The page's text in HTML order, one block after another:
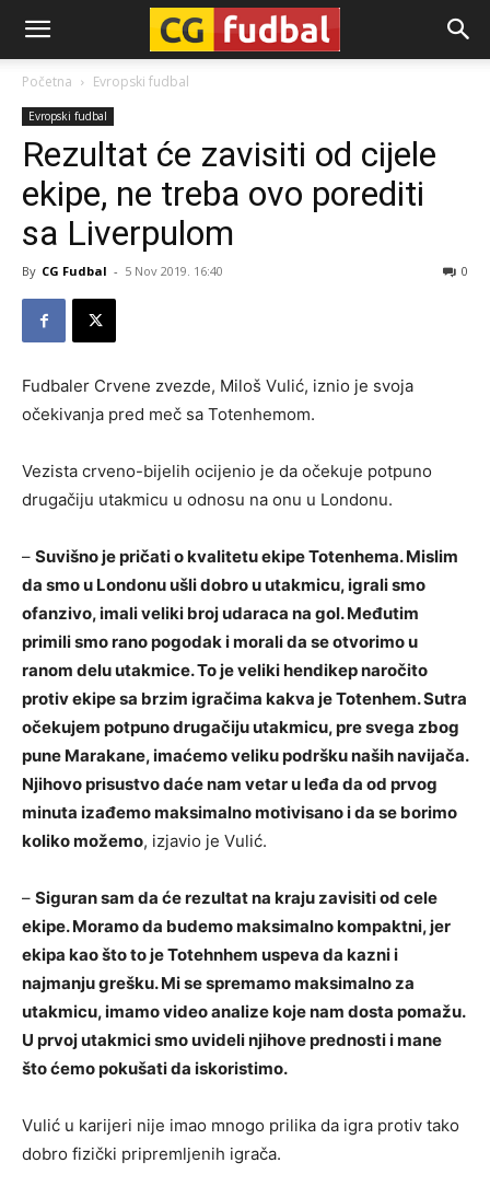
CG-
Fudbal
Početna Evropski fudbal
Evropski fudbal
Rezultat će zavisiti od cijele
ekipe, ne treba ovo porediti
sa Liverpulom
By CG Fudbal - 5 Nov 2019. 16:40 0
Fudbaler Crvene zvezde, Miloš Vulić, iznio je svoja
očekivanja pred meč sa Totenhemom.
Vezista crveno-bijelih ocijenio je da očekuje potpuno
drugačiju utakmicu u odnosu na onu u Londonu.
– Suvišno je pričati o kvalitetu ekipe Totenhema. Mislim
da smo u Londonu ušli dobro u utakmicu, igrali smo
ofanzivo, imali veliki broj udaraca na gol. Međutim
primili smo rano pogodak i morali da se otvorimo u
ranom delu utakmice. To je veliki hendikep naročito
protiv ekipe sa brzim igračima kakva je Totenhem. Sutra
očekujem potpuno drugačiju utakmicu, pre svega zbog
pune Marakane, imaćemo veliku podršku naših navijača.
Njihovo prisustvo daće nam vetar u leđa da od prvog
minuta izađemo maksimalno motivisano i da se borimo
koliko možemo, izjavio je Vulić.
– Siguran sam da će rezultat na kraju zavisiti od cele
ekipe. Moramo da budemo maksimalno kompaktni, jer
ekipa kao što to je Totehnhem uspeva da kazni i
najmanju grešku. Mi se spremamo maksimalno za
utakmicu, imamo video analize koje nam dosta pomažu.
U prvoj utakmici smo uvideli njihove prednosti i mane
što ćemo pokušati da iskoristimo.
Vulić u karijeri nije imao mnogo prilika da igra protiv tako
dobro fizički pripremljenih igrača.